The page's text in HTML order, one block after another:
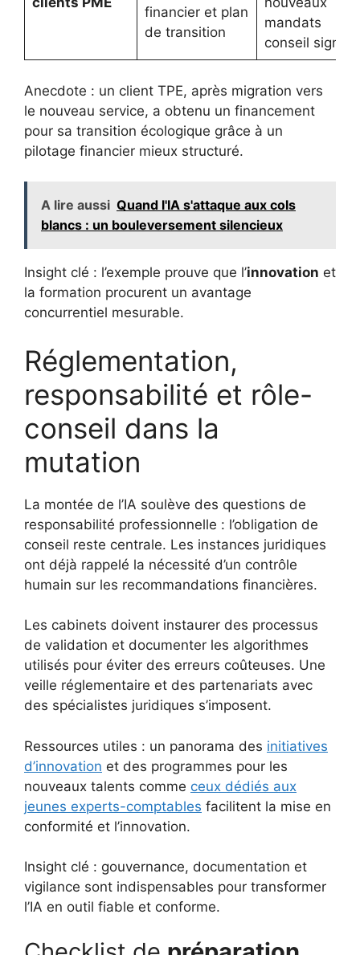
financier et plan
de transition
mandats
conseil signés
Anecdote : un client TPE, après migration vers
le nouveau service, a obtenu un financement
pour sa transition écologique grâce à un
pilotage financier mieux structuré.
A lire aussi Quand l'IA s'attaque aux cols
blancs : un bouleversement silencieux
Insight clé : l’exemple prouve que l’innovation et
la formation procurent un avantage
concurrentiel mesurable.
Réglementation,
responsabilité et rôle-
conseil dans la
mutation
La montée de l’IA soulève des questions de
responsabilité professionnelle : l’obligation de
conseil reste centrale. Les instances juridiques
ont déjà rappelé la nécessité d’un contrôle
humain sur les recommandations financières.
Les cabinets doivent instaurer des processus
de validation et documenter les algorithmes
utilisés pour éviter des erreurs coûteuses. Une
veille réglementaire et des partenariats avec
des spécialistes juridiques s’imposent.
Ressources utiles : un panorama des initiatives
d’innovation et des programmes pour les
nouveaux talents comme ceux dédiés aux
jeunes experts-comptables facilitent la mise en
conformité et l’innovation.
Insight clé : gouvernance, documentation et
vigilance sont indispensables pour transformer
l’IA en outil fiable et conforme.